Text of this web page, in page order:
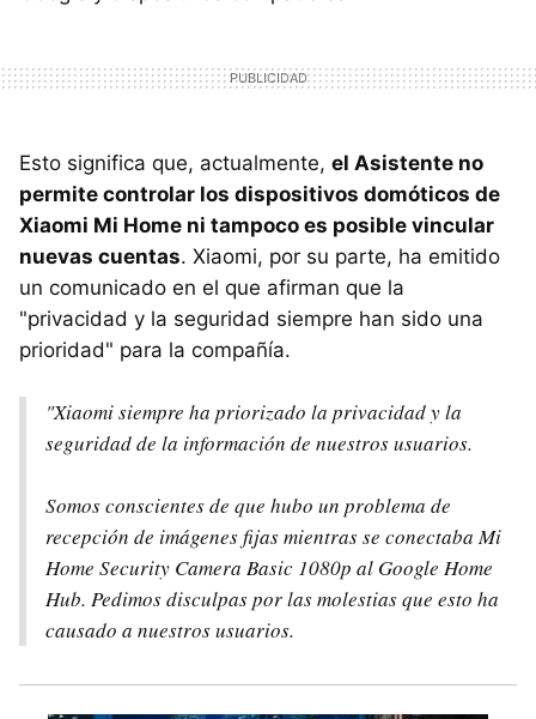
Esto significa que, actualmente, el Asistente no
permite controlar los dispositivos domóticos de
Xiaomi Mi Home ni tampoco es posible vincular
nuevas cuentas. Xiaomi, por su parte, ha emitido
un comunicado en el que afirman que la
"privacidad y la seguridad siempre han sido una
prioridad" para la compañía.
"Xiaomi siempre ha priorizado la privacidad y la
seguridad de la información de nuestros usuarios.
Somos conscientes de que hubo un problema de
recepción de imágenes fijas mientras se conectaba Mi
Home Security Camera Basic 1080p al Google Home
Hub. Pedimos disculpas por las molestias que esto ha
causado a nuestros usuarios.